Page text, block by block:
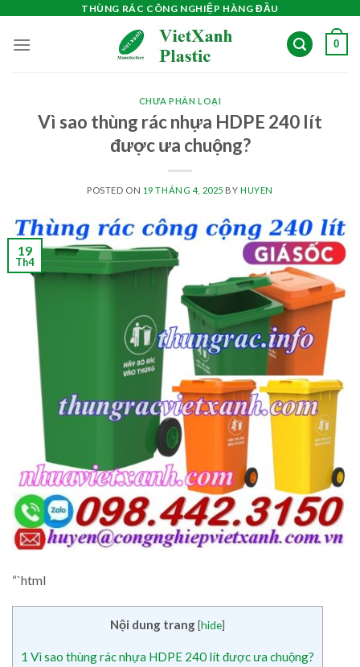
content
THÙNG RÁC CÔNG NGHIỆP HÀNG ĐẦU
0
CHƯA PHÂN LOẠI
Vì sao thùng rác nhựa HDPE 240 lít
được ưa chuộng?
POSTED ON 19 THÁNG 4, 2025 BY HUYEN
19
Th4
“`html
Nội dung trang[hide]
1 Vì sao thùng rác nhựa HDPE 240 lít được ưa chuộng?